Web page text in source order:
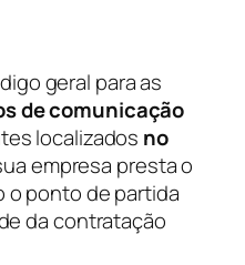
geral para as
de comunicação
localizados no
empresa presta o
o ponto de partida
da contratação